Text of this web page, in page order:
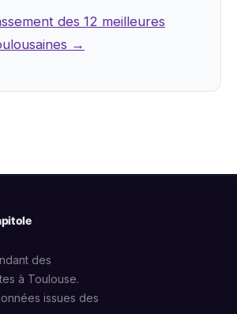
des 12 meilleures
→
des
à Toulouse.
issues des